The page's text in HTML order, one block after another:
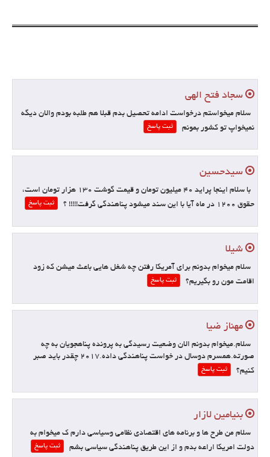
سجاد فتح الهی
سلام میخواستم درخواست ادامه تحصیل بدم قبلا هم طلبه بودم والان دیگه
نمیخواپ تو کشور بمونم‌
ثبت پاسخ
سیدحسین
با سلام اینجا پراید 40 میلیون تومان و قیمت گوشت 130 هزار تومان است،
حقوق 1200 در ماه آیا با این سند میشود پناهندگی گرفت!!!!! ؟
ثبت پاسخ
شیلا
سلام میخوام بدونم برای آمریکا رفتن چه شغل هایی باعث میشن که زود
اقامت مون رو بگیریم؟
ثبت پاسخ
مهناز ضیا
سلام.میخوام بدونم الان وضعیت رسیدگی به پرونده پناهجویان به چه
صورته.همسرم دوسال در خواست پناهندگی داده.۲۰۱۷ چقدر باید صبر
کنیم؟
ثبت پاسخ
بنیامین لازار
سلام من طرح ها و برنامه های اقتصادی نظامی وسیاسی دارم ک میخوام به
دولت امریکا اراعه بدم و از این طریق پناهندگی سیاسی بشم
ثبت پاسخ